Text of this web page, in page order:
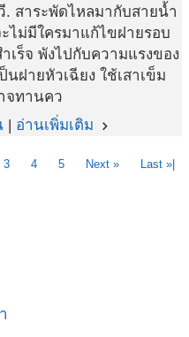
สาระพัดไหลมากับสายน้ำ
ไม่มีใครมาแก้ไขฝายรอบ
เร็จ พังไปกับความแรงของ
ฝายหัวเฉียง ใช้เสาเข็ม
จทานคว
| อ่านเพิ่มเติม navigate_next
3 4 5 Next » Last »|